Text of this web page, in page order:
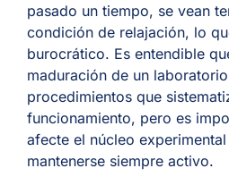
pasado un tiempo, se vean
condición de relajación, lo
burocrático. Es entendible
maduración de un
procedimientos que
funcionamiento, pero es
afecte el núcleo
mantenerse siempre activo.